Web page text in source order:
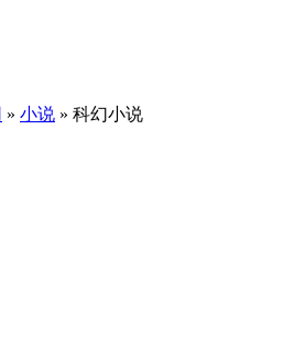
» 小说 » 科幻小说